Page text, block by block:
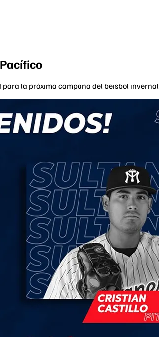
la próxima campaña del beisbol invernal